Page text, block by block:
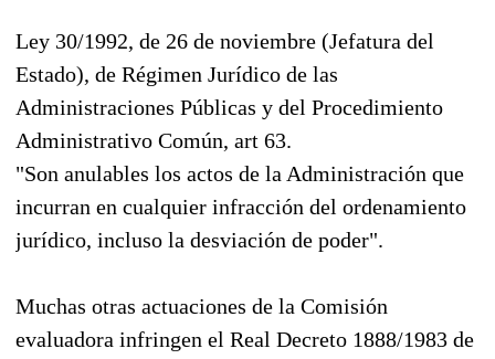
Ley 30/1992, de 26 de noviembre (Jefatura del
Estado), de Régimen Jurídico de las
Administraciones Públicas y del Procedimiento
Administrativo Común, art 63.
"Son anulables los actos de la Administración que
incurran en cualquier infracción del ordenamiento
jurídico, incluso la desviación de poder".
Muchas otras actuaciones de la Comisión
evaluadora infringen el Real Decreto 1888/1983 de